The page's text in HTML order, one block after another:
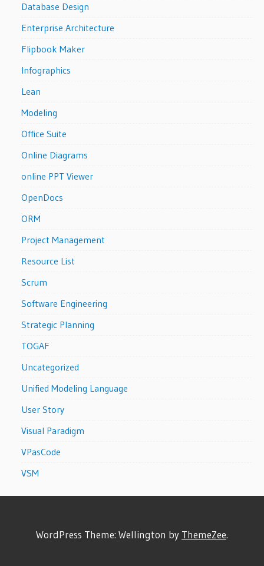
Database Design
Enterprise Architecture
Flipbook Maker
Infographics
Lean
Modeling
Office Suite
Online Diagrams
online PPT Viewer
OpenDocs
ORM
Project Management
Resource List
Scrum
Software Engineering
Strategic Planning
TOGAF
Uncategorized
Unified Modeling Language
User Story
Visual Paradigm
VPasCode
VSM
WordPress Theme: Wellington by ThemeZee.